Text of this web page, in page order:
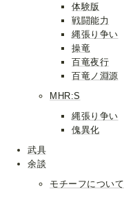
体験版
戦闘能力
縄張り争い
操竜
百竜夜行
百竜ノ淵源
MHR:S
縄張り争い
傀異化
武具
余談
モチーフについて